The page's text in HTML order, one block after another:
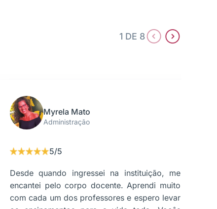
1 DE 8
Myrela Mato
Administração
5/5
Desde quando ingressei na instituição, me
encantei pelo corpo docente. Aprendi muito
com cada um dos professores e espero levar